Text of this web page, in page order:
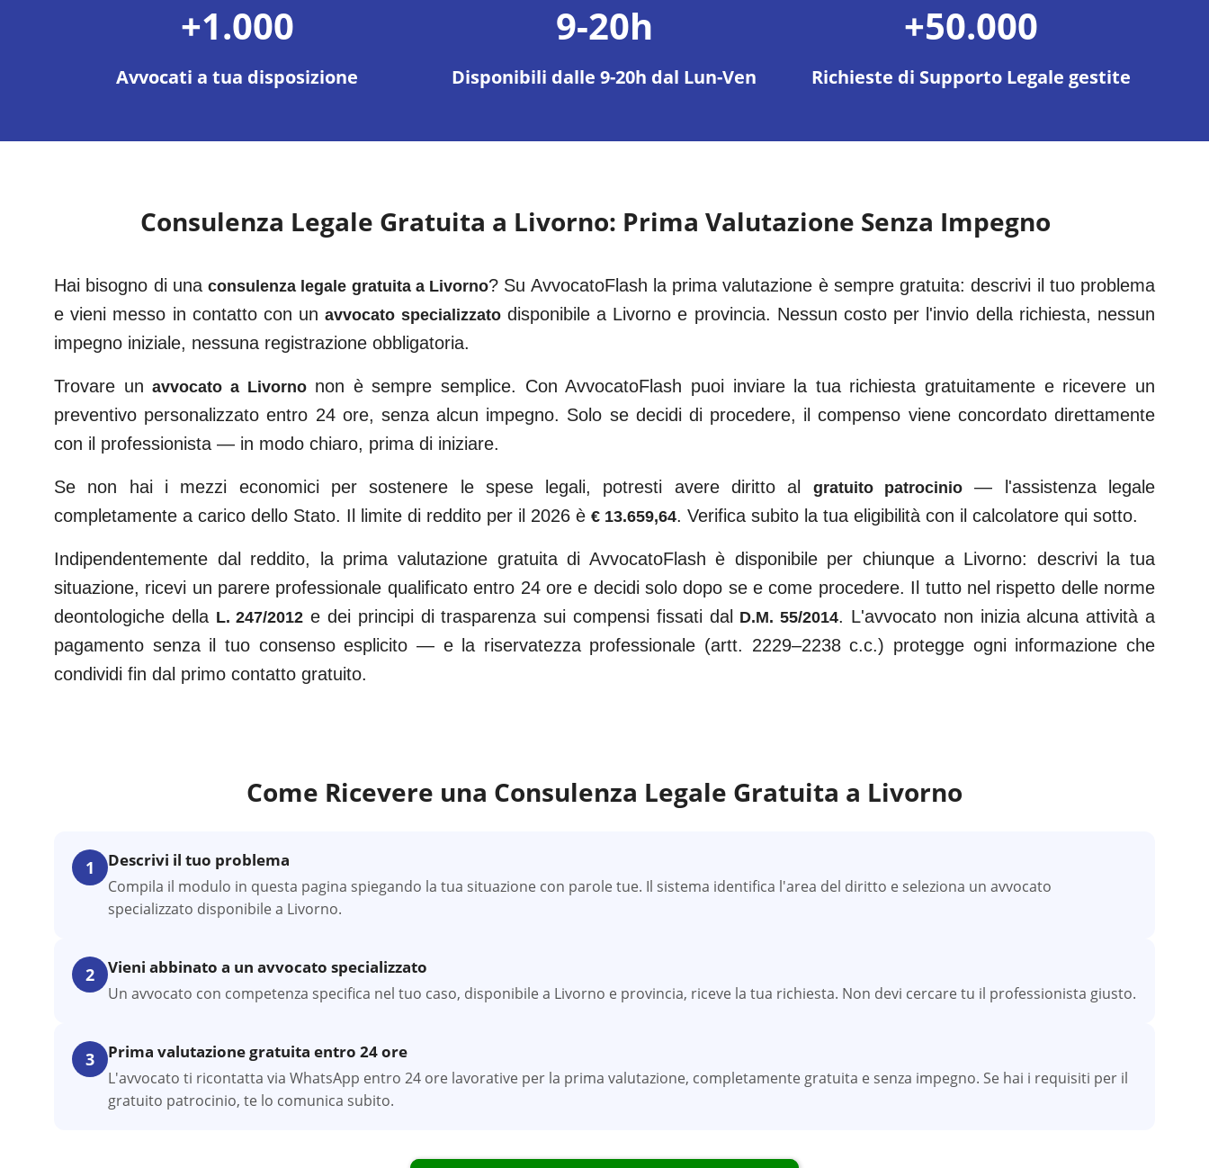
+1.000
Avvocati a tua disposizione
9-20h
Disponibili dalle 9-20h dal Lun-Ven
+50.000
Richieste di Supporto Legale gestite
Consulenza Legale Gratuita a Livorno: Prima Valutazione Senza Impegno
Hai bisogno di una consulenza legale gratuita a Livorno? Su AvvocatoFlash la prima valutazione è sempre gratuita: descrivi il tuo problema
e vieni messo in contatto con unavvocato specializzato disponibile a Livorno e provincia. Nessun costo per l'invio della richiesta, nessun
impegno iniziale, nessuna registrazione obbligatoria.
Trovare unavvocato a Livornonon è sempre semplice. Con AvvocatoFlash puoi inviare la tua richiesta gratuitamente e ricevere un
preventivo personalizzato entro 24 ore, senza alcun impegno. Solo se decidi di procedere, il compenso viene concordato direttamente
con il professionista — in modo chiaro, prima di iniziare.
Se non hai i mezzi economici per sostenere le spese legali, potresti avere diritto al gratuito patrocinio — l'assistenza legale
completamente a carico dello Stato. Il limite di reddito per il 2026 è € 13.659,64. Verifica subito la tua eligibilità con il calcolatore qui sotto.
Indipendentemente dal reddito, la prima valutazione gratuita di AvvocatoFlash è disponibile per chiunque a Livorno: descrivi la tua
situazione, ricevi un parere professionale qualificato entro 24 ore e decidi solo dopo se e come procedere. Il tutto nel rispetto delle norme
deontologiche della L. 247/2012 e dei principi di trasparenza sui compensi fissati dal D.M. 55/2014. L'avvocato non inizia alcuna attività a
pagamento senza il tuo consenso esplicito — e la riservatezza professionale (artt. 2229–2238 c.c.) protegge ogni informazione che
condividi fin dal primo contatto gratuito.
Come Ricevere una Consulenza Legale Gratuita a Livorno
1 Descrivi il tuo problema
Compila il modulo in questa pagina spiegando la tua situazione con parole tue. Il sistema identifica l'area del diritto e seleziona un avvocato
specializzato disponibile a Livorno.
2 Vieni abbinato a un avvocato specializzato
Un avvocato con competenza specifica nel tuo caso, disponibile a Livorno e provincia, riceve la tua richiesta. Non devi cercare tu il professionista giusto.
3 Prima valutazione gratuita entro 24 ore
L'avvocato ti ricontatta via WhatsApp entro 24 ore lavorative per la prima valutazione, completamente gratuita e senza impegno. Se hai i requisiti per il
gratuito patrocinio, te lo comunica subito.